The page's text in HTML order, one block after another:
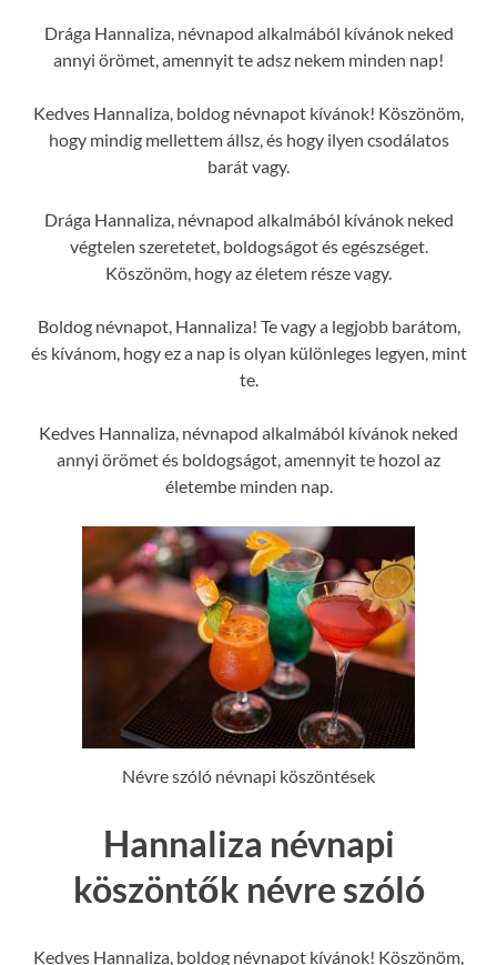
Drága Hannaliza, névnapod alkalmából kívánok neked
annyi örömet, amennyit te adsz nekem minden nap!
Kedves Hannaliza, boldog névnapot kívánok! Köszönöm,
hogy mindig mellettem állsz, és hogy ilyen csodálatos
barát vagy.
Drága Hannaliza, névnapod alkalmából kívánok neked
végtelen szeretetet, boldogságot és egészséget.
Köszönöm, hogy az életem része vagy.
Boldog névnapot, Hannaliza! Te vagy a legjobb barátom,
és kívánom, hogy ez a nap is olyan különleges legyen, mint
te.
Kedves Hannaliza, névnapod alkalmából kívánok neked
annyi örömet és boldogságot, amennyit te hozol az
életembe minden nap.
Névre szóló névnapi köszöntések
Hannaliza névnapi
köszöntők névre szóló
Kedves Hannaliza, boldog névnapot kívánok! Köszönöm,